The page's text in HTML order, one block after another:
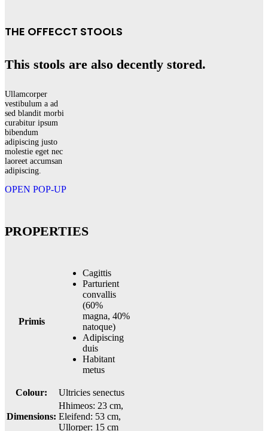
THE OFFECCT STOOLS
This stools are also decently stored.
Ullamcorper
vestibulum a ad
sed blandit morbi
curabitur ipsum
bibendum
adipiscing justo
molestie eget nec
laoreet accumsan
adipiscing.
OPEN POP-UP
PROPERTIES
Primis
Cagittis
Parturient
convallis
(60%
magna, 40%
natoque)
Adipiscing
duis
Habitant
metus
Colour: Ultricies senectus
Dimensions:
Hhimeos: 23 cm,
Eleifend: 53 cm,
Ullorper: 15 cm